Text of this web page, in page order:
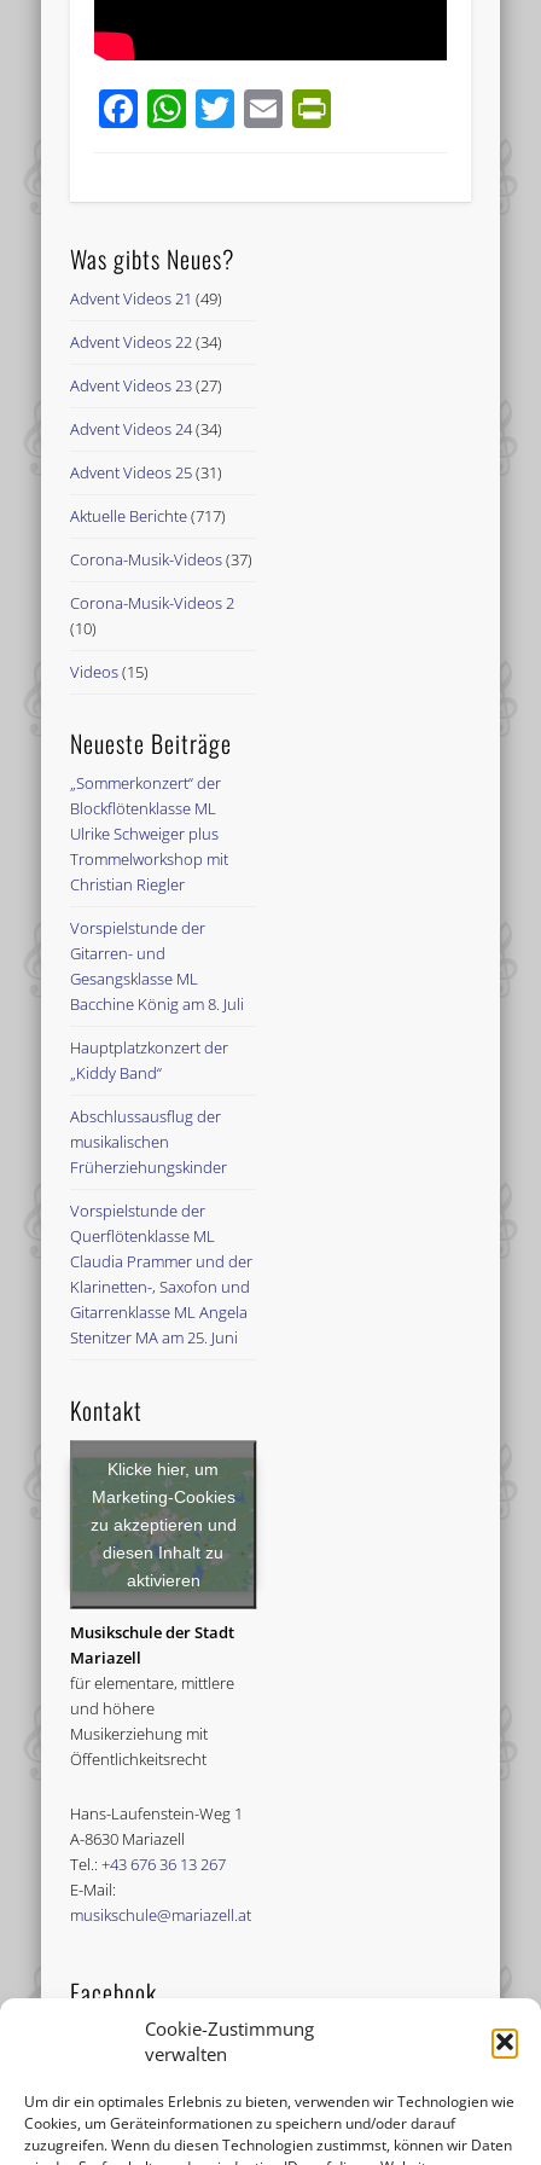
Cookie-Zustimmung
verwalten
Um dir ein optimales Erlebnis zu bieten, verwenden wir Technologien wie
Cookies, um Geräteinformationen zu speichern und/oder darauf
zuzugreifen. Wenn du diesen Technologien zustimmst, können wir Daten
Facebook
WhatsApp
Twitter
Email
Was gibts Neues?
Advent Videos 21 (49)
Advent Videos 22(34)
Advent Videos 23(27)
Advent Videos 24(34)
Advent Videos 25(31)
Aktuelle Berichte(717)
Corona-Musik-Videos(37)
Corona-Musik-Videos 2
(10)
Videos(15)
Neueste Beiträge
„Sommerkonzert“ der
Blockflötenklasse ML
Ulrike Schweiger plus
Trommelworkshop mit
Christian Riegler
Vorspielstunde der
Gitarren- und
Gesangsklasse ML
Bacchine König am 8. Juli
Hauptplatzkonzert der
„Kiddy Band“
Abschlussausflug der
musikalischen
Früherziehungskinder
Vorspielstunde der
Querflötenklasse ML
Claudia Prammer und der
Klarinetten-, Saxofon und
Gitarrenklasse ML Angela
Stenitzer MA am 25. Juni
Kontakt
Klicke hier, um
Marketing-Cookies
zu akzeptieren und
diesen Inhalt zu
aktivieren
Musikschule der Stadt
Mariazell
für elementare, mittlere
und höhere
Musikerziehung mit
Öffentlichkeitsrecht
Hans-Laufenstein-Weg 1
A-8630 Mariazell
Tel.:+43 676 36 13 267
E-Mail:
musikschule@mariazell.at
Facebook